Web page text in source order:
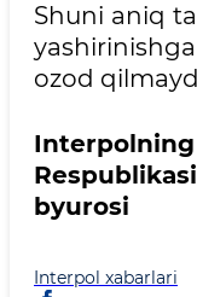
Shuni aniq
ozod
byurosi
Interpol xabarlari